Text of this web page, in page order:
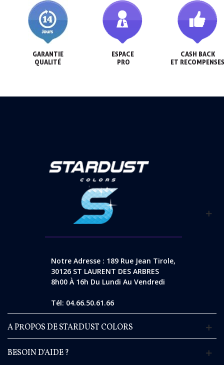
GARANTIE
QUALITÉ
ESPACE
PRO
CASH BACK
ET
Notre Adresse : 189 Rue Jean Tirole,
30126 ST LAURENT DES ARBRES
8h00 À 16h Du Lundi Au Vendredi
Tél: 04.66.50.61.66
A PROPOS DE STARDUST COLORS
BESOIN D'AIDE ?